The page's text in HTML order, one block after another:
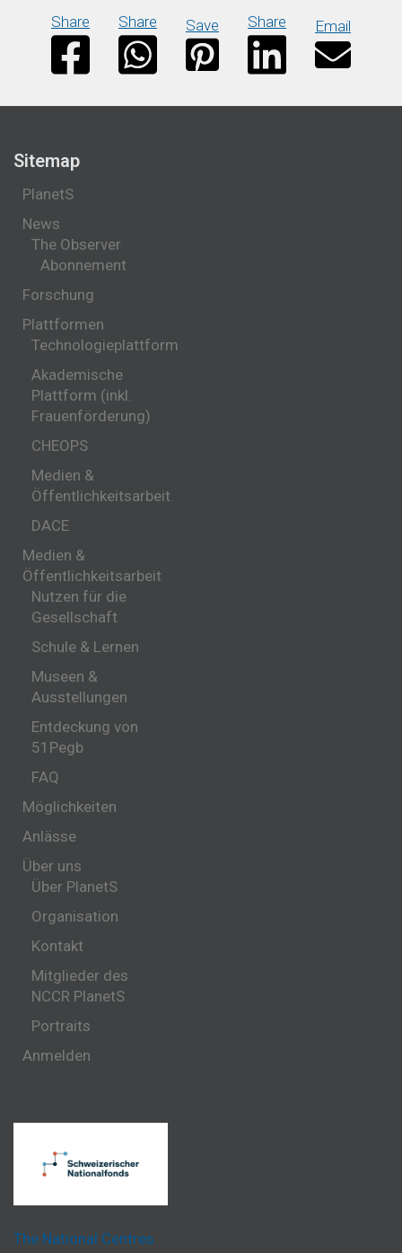
Share Share Save Share Email
Sitemap
PlanetS
News
The Observer
Abonnement
Forschung
Plattformen
Technologieplattform
Akademische
Plattform (inkl.
Frauenförderung)
CHEOPS
Medien &
Öffentlichkeitsarbeit
DACE
Medien &
Öffentlichkeitsarbeit
Nutzen für die
Gesellschaft
Schule & Lernen
Museen &
Ausstellungen
Entdeckung von
51Pegb
FAQ
Möglichkeiten
Anlässe
Über uns
Über PlanetS
Organisation
Kontakt
Mitglieder des
NCCR PlanetS
Portraits
Anmelden
The National Centres